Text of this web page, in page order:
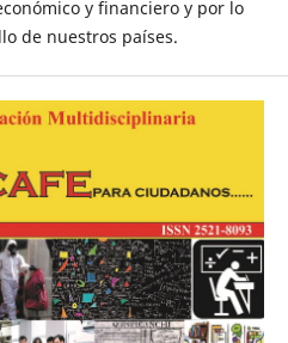
y financiero y por lo
de nuestros países.